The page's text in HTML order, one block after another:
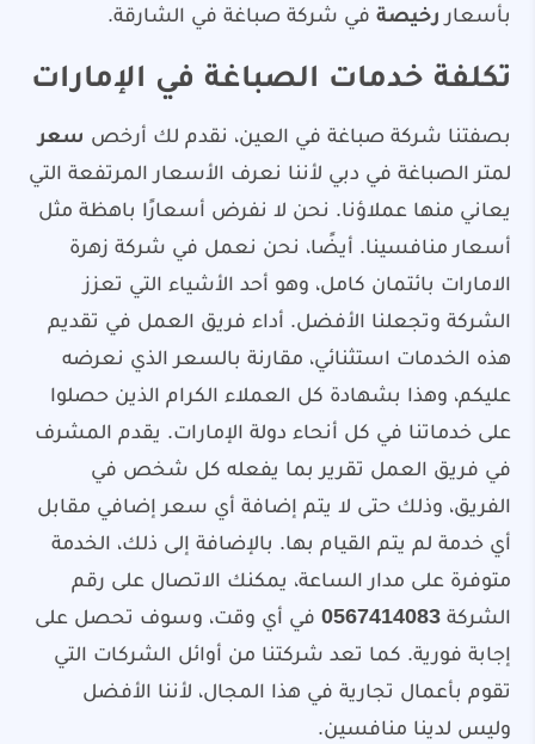
بأسعار رخيصة في شركة صباغة في الشارقة.
تكلفة خدمات الصباغة في الإمارات
بصفتنا شركة صباغة في العين، نقدم لك أرخص سعر
لمتر الصباغة في دبي لأننا نعرف الأسعار المرتفعة التي
يعاني منها عملاؤنا. نحن لا نفرض أسعارًا باهظة مثل
أسعار منافسينا. أيضًا، نحن نعمل في شركة زهرة
الامارات بائتمان كامل، وهو أحد الأشياء التي تعزز
الشركة وتجعلنا الأفضل. أداء فريق العمل في تقديم
هذه الخدمات استثنائي، مقارنة بالسعر الذي نعرضه
عليكم، وهذا بشهادة كل العملاء الكرام الذين حصلوا
على خدماتنا في كل أنحاء دولة الإمارات. يقدم المشرف
في فريق العمل تقرير بما يفعله كل شخص في
الفريق، وذلك حتى لا يتم إضافة أي سعر إضافي مقابل
أي خدمة لم يتم القيام بها. بالإضافة إلى ذلك، الخدمة
متوفرة على مدار الساعة، يمكنك الاتصال على رقم
الشركة 0567414083 في أي وقت، وسوف تحصل على
إجابة فورية. كما تعد شركتنا من أوائل الشركات التي
تقوم بأعمال تجارية في هذا المجال، لأننا الأفضل
وليس لدينا منافسين.